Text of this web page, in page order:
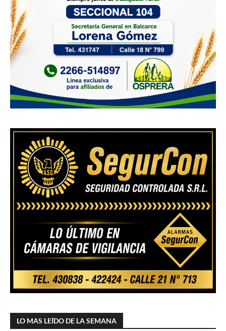
LO MAS LEÍDO DE LA SEMANA